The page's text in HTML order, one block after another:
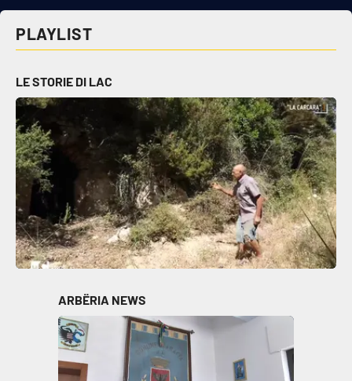
PLAYLIST
LE STORIE DI LAC
ARBËRIA NEWS